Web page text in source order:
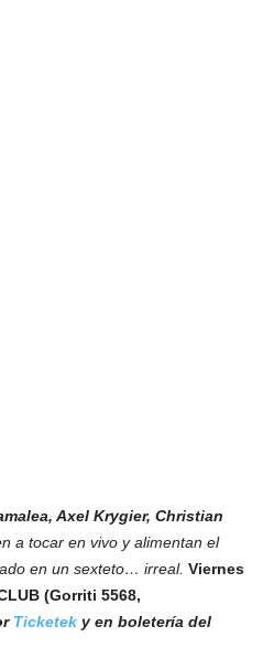
Axel Krygier, Christian
a tocar en vivo y alimentan el
en un sexteto… irreal. Viernes
(Gorriti 5568,
Ticketek y en boletería del